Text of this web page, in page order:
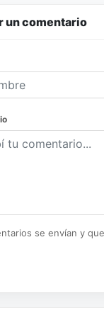
un comentario
se envían y